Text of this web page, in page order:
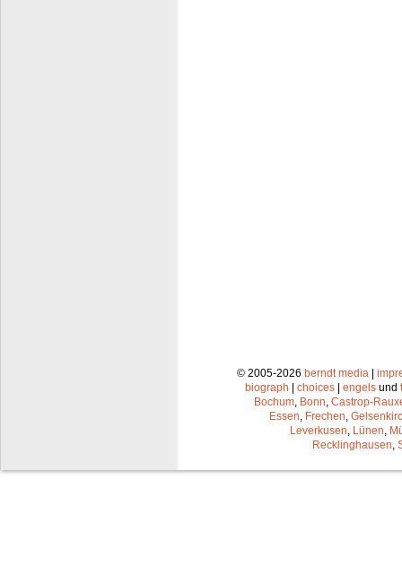
© 2005-2026 berndt media|
biograph
choices engels und
Bochum, Bonn, Castrop-
Essen, Frechen,
Leverkusen, Lünen,
Recklinghausen,